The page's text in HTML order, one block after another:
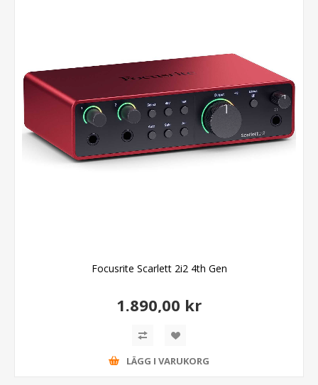
Focusrite Scarlett 2i2 4th Gen
1.890,00 kr
LÄGG I VARUKORG